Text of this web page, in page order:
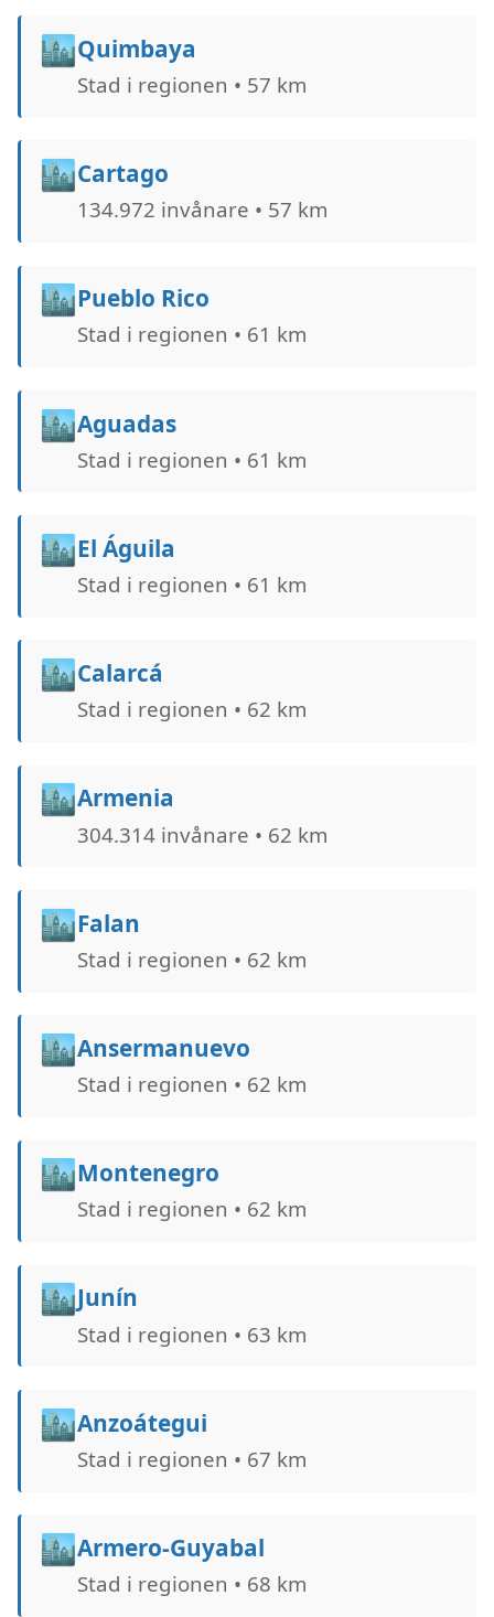
🏙️Quimbaya
Stad i regionen • 57 km
🏙️Cartago
134.972 invånare • 57 km
🏙️Pueblo Rico
Stad i regionen • 61 km
🏙️Aguadas
Stad i regionen • 61 km
🏙️El Águila
Stad i regionen • 61 km
🏙️Calarcá
Stad i regionen • 62 km
🏙️Armenia
304.314 invånare • 62 km
🏙️Falan
Stad i regionen • 62 km
🏙️Ansermanuevo
Stad i regionen • 62 km
🏙️Montenegro
Stad i regionen • 62 km
🏙️Junín
Stad i regionen • 63 km
🏙️Anzoátegui
Stad i regionen • 67 km
🏙️Armero-Guyabal
Stad i regionen • 68 km